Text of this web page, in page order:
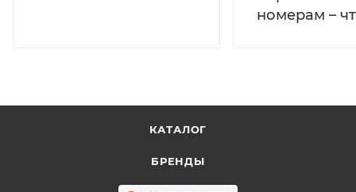
номерам –
КАТАЛОГ
БРЕНДЫ